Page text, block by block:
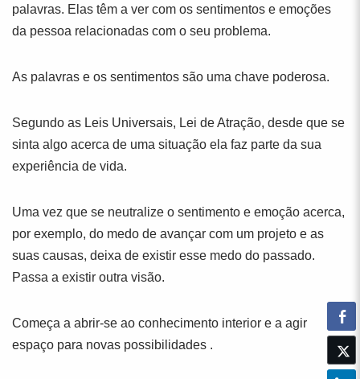
palavras. Elas têm a ver com os sentimentos e emoções
da pessoa relacionadas com o seu problema.
As palavras e os sentimentos são uma chave poderosa.
Segundo as Leis Universais, Lei de Atração, desde que se
sinta algo acerca de uma situação ela faz parte da sua
experiência de vida.
Uma vez que se neutralize o sentimento e emoção acerca,
por exemplo, do medo de avançar com um projeto e as
suas causas, deixa de existir esse medo do passado.
Passa a existir outra visão.
Começa a abrir-se ao conhecimento interior e a agir
espaço para novas possibilidades .